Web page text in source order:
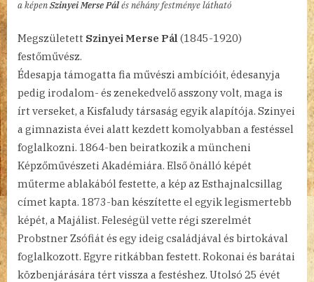
a képenSzinyei Merse Pálés néhány festménye látható
Megszületett Szinyei Merse Pál (1845-1920)
festőművész.
Édesapja támogatta fia művészi ambícióit, édesanyja
pedig irodalom- és zenekedvelő asszony volt, maga is
írt verseket, a Kisfaludy társaság egyik alapítója. Szinyei
a gimnazista évei alatt kezdett komolyabban a festéssel
foglalkozni. 1864-ben beiratkozik a müncheni
Képzőművészeti Akadémiára. Első önálló képét
műterme ablakából festette, a kép az Esthajnalcsillag
címet kapta. 1873-ban készítette el egyik legismertebb
képét, a Majálist. Feleségül vette régi szerelmét
Probstner Zsófiát és egy ideig családjával és birtokával
foglalkozott. Egyre ritkábban festett. Rokonai és barátai
közbenjárására tért vissza a festéshez. Utolsó 25 évét